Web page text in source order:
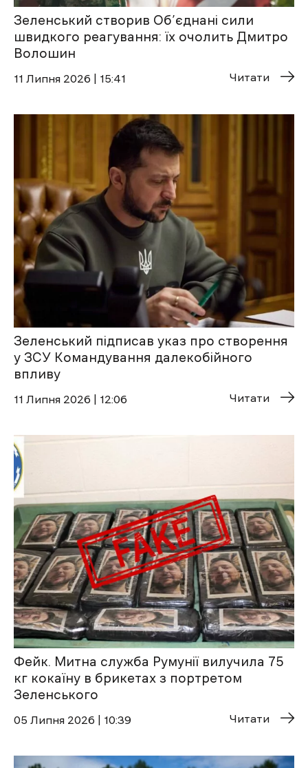
Зеленський створив Об’єднані сили
швидкого реагування: їх очолить Дмитро
Волошин
11 Липня 2026 | 15:41 Читати
Зеленський підписав указ про створення
у ЗСУ Командування далекобійного
впливу
11 Липня 2026 | 12:06 Читати
Фейк. Митна служба Румунії вилучила 75
кг кокаїну в брикетах з портретом
Зеленського
05 Липня 2026 | 10:39 Читати